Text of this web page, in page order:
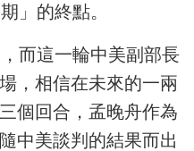
」的終點。
而這一輪中美副部長
，相信在未來的一兩
個回合，孟晚舟作為
中美談判的結果而出